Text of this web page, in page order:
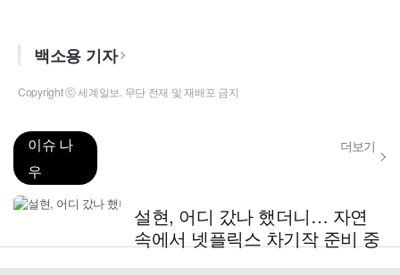
백소용 기자
Copyright ⓒ 세계일보. 무단 전재 및 재배포 금지
이슈 나
우
더보기
설현, 어디 갔나 했더니… 자연
속에서 넷플릭스 차기작 준비 중